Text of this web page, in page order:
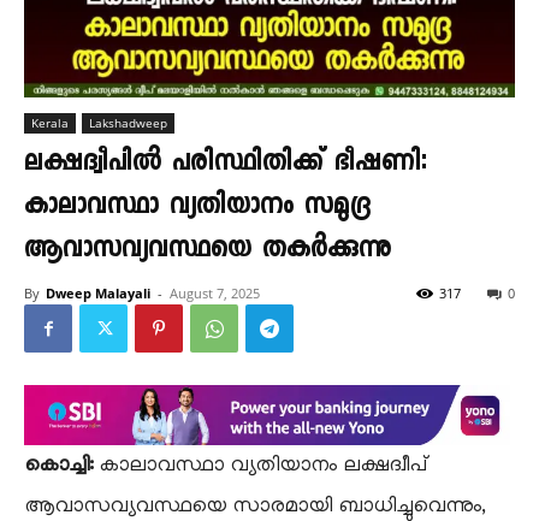
Kerala Lakshadweep
ലക്ഷദ്വീപിൽ പരിസ്ഥിതിക്ക് ഭീഷണി:
കാലാവസ്ഥാ വ്യതിയാനം സമുദ്ര
ആവാസവ്യവസ്ഥയെ തകർക്കുന്നു
By Dweep Malayali - August 7, 2025 0
317
കൊച്ചി:കാലാവസ്ഥാ വ്യതിയാനം ലക്ഷദ്വീപ്
ആവാസവ്യവസ്ഥയെ സാരമായി ബാധിച്ചുവെന്നും,